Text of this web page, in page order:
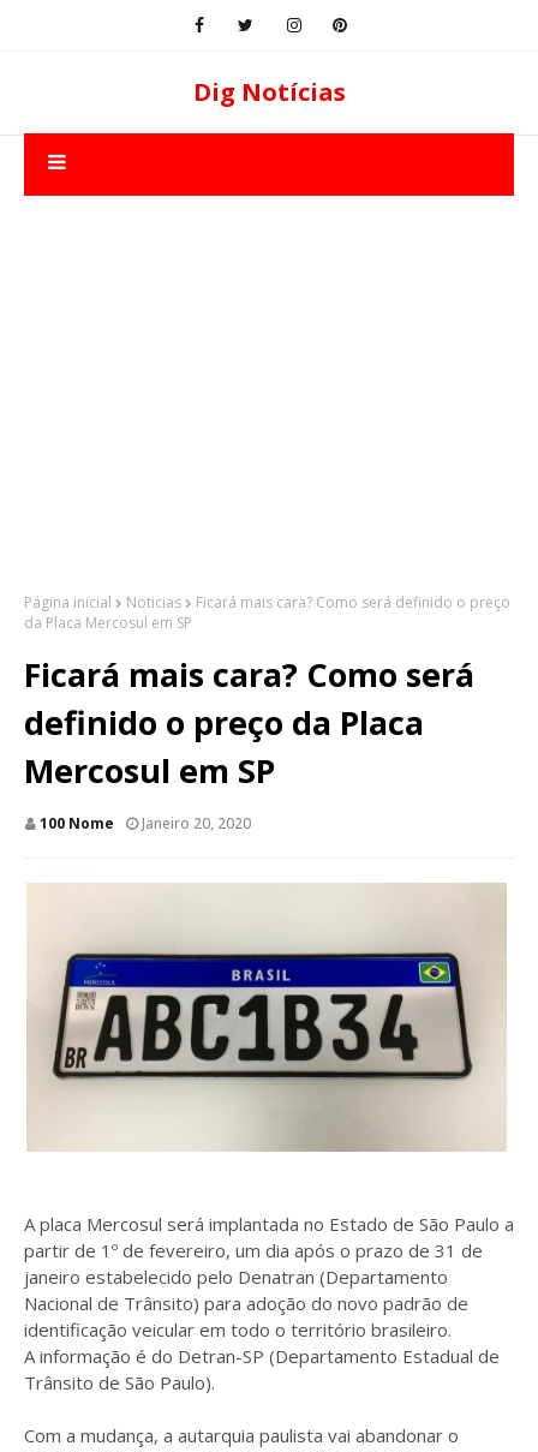
Dig Notícias
Página inicial Noticias
Ficará mais cara? Como será definido o preço
da Placa Mercosul em SP
Ficará mais cara? Como será
definido o preço da Placa
Mercosul em SP
100 Nome Janeiro 20, 2020
A placa Mercosul será implantada no Estado de São Paulo a
partir de 1º de fevereiro, um dia após o prazo de 31 de
janeiro estabelecido pelo Denatran (Departamento
Nacional de Trânsito) para adoção do novo padrão de
identificação veicular em todo o território brasileiro.
A informação é do Detran-SP (Departamento Estadual de
Trânsito de São Paulo).
Com a mudança, a autarquia paulista vai abandonar o